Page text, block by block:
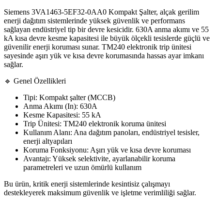
Siemens 3VA1463-5EF32-0AA0 Kompakt Şalter, alçak gerilim
enerji dağıtım sistemlerinde yüksek güvenlik ve performans
sağlayan endüstriyel tip bir devre kesicidir. 630A anma akımı ve 55
kA kısa devre kesme kapasitesi ile büyük ölçekli tesislerde güçlü ve
güvenilir enerji koruması sunar. TM240 elektronik trip ünitesi
sayesinde aşırı yük ve kısa devre korumasında hassas ayar imkanı
sağlar.
🔹 Genel Özellikleri
Tipi: Kompakt şalter (MCCB)
Anma Akımı (In): 630A
Kesme Kapasitesi: 55 kA
Trip Ünitesi: TM240 elektronik koruma ünitesi
Kullanım Alanı: Ana dağıtım panoları, endüstriyel tesisler,
enerji altyapıları
Koruma Fonksiyonu: Aşırı yük ve kısa devre koruması
Avantajı: Yüksek selektivite, ayarlanabilir koruma
parametreleri ve uzun ömürlü kullanım
Bu ürün, kritik enerji sistemlerinde kesintisiz çalışmayı
destekleyerek maksimum güvenlik ve işletme verimliliği sağlar.